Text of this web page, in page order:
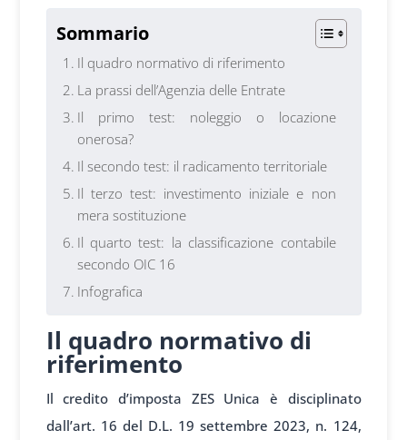
Sommario
Il quadro normativo di riferimento
La prassi dell’Agenzia delle Entrate
Il primo test: noleggio o locazione
onerosa?
Il secondo test: il radicamento territoriale
Il terzo test: investimento iniziale e non
mera sostituzione
Il quarto test: la classificazione contabile
secondo OIC 16
Infografica
Il quadro normativo di
riferimento
Il credito d’imposta ZES Unica è disciplinato
dall’art. 16 del D.L. 19 settembre 2023, n. 124,